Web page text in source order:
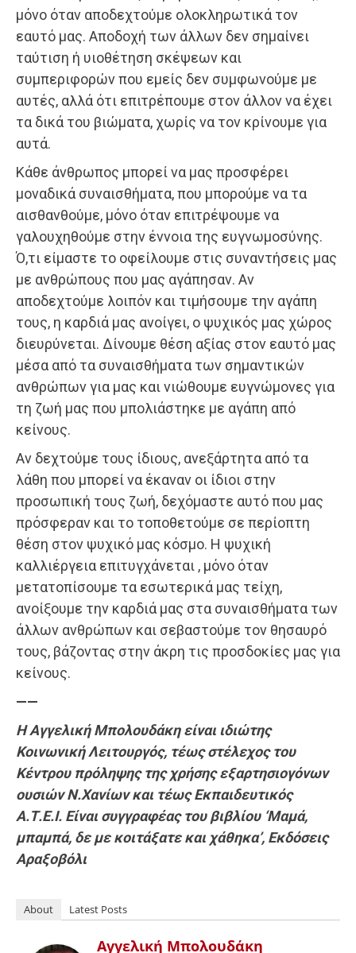
μόνο όταν αποδεχτούμε ολοκληρωτικά τον
εαυτό μας. Αποδοχή των άλλων δεν σημαίνει
ταύτιση ή υιοθέτηση σκέψεων και
συμπεριφορών που εμείς δεν συμφωνούμε με
αυτές, αλλά ότι επιτρέπουμε στον άλλον να έχει
τα δικά του βιώματα, χωρίς να τον κρίνουμε για
αυτά.
Κάθε άνθρωπος μπορεί να μας προσφέρει
μοναδικά συναισθήματα, που μπορούμε να τα
αισθανθούμε, μόνο όταν επιτρέψουμε να
γαλουχηθούμε στην έννοια της ευγνωμοσύνης.
Ό,τι είμαστε το οφείλουμε στις συναντήσεις μας
με ανθρώπους που μας αγάπησαν. Αν
αποδεχτούμε λοιπόν και τιμήσουμε την αγάπη
τους, η καρδιά μας ανοίγει, ο ψυχικός μας χώρος
διευρύνεται. Δίνουμε θέση αξίας στον εαυτό μας
μέσα από τα συναισθήματα των σημαντικών
ανθρώπων για μας και νιώθουμε ευγνώμονες για
τη ζωή μας που μπολιάστηκε με αγάπη από
κείνους.
Αν δεχτούμε τους ίδιους, ανεξάρτητα από τα
λάθη που μπορεί να έκαναν οι ίδιοι στην
προσωπική τους ζωή, δεχόμαστε αυτό που μας
πρόσφεραν και το τοποθετούμε σε περίοπτη
θέση στον ψυχικό μας κόσμο. Η ψυχική
καλλιέργεια επιτυγχάνεται , μόνο όταν
μετατοπίσουμε τα εσωτερικά μας τείχη,
ανοίξουμε την καρδιά μας στα συναισθήματα των
άλλων ανθρώπων και σεβαστούμε τον θησαυρό
τους, βάζοντας στην άκρη τις προσδοκίες μας για
κείνους.
——
Η Αγγελική Μπολουδάκη είναι ιδιώτης
Κοινωνική Λειτουργός, τέως στέλεχος του
Κέντρου πρόληψης της χρήσης εξαρτησιογόνων
ουσιών Ν.Χανίων και τέως Εκπαιδευτικός
Α.Τ.Ε.Ι. Είναι συγγραφέας του βιβλίου ‘Μαμά,
μπαμπά, δε με κοιτάξατε και χάθηκα’, Εκδόσεις
Αραξοβόλι
About Latest Posts
Αγγελική Μπολουδάκη